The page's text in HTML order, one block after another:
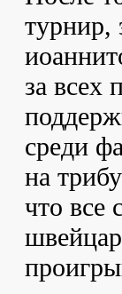
турнир,
за всех
среди
на
что все